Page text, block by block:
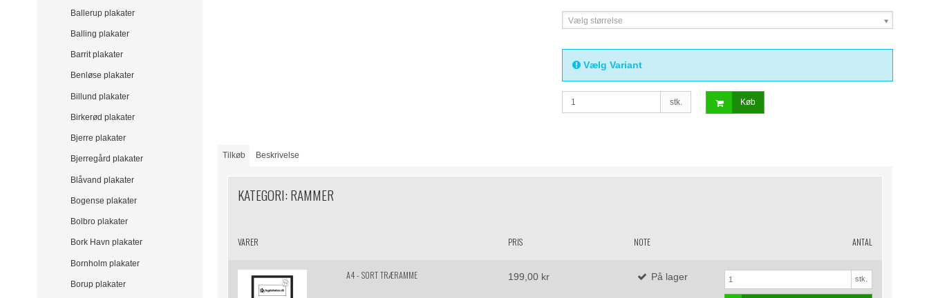
Ballerup plakater
Balling plakater
Barrit plakater
Benløse plakater
Billund plakater
Birkerød plakater
Bjerre plakater
Bjerregård plakater
Blåvand plakater
Bogense plakater
Bolbro plakater
Bork Havn plakater
Bornholm plakater
Borup plakater
Vælg størrelse
Vælg Variant
stk. Køb
Tilkøb Beskrivelse
KATEGORI: RAMMER
VARER PRIS NOTE ANTAL
A4 - SORT TRÆRAMME 199,00 kr På lager stk.